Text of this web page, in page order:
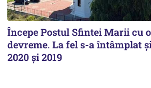
Începe Postul Sfintei Marii cu
devreme. La fel s-a întâmplat
2020 și 2019